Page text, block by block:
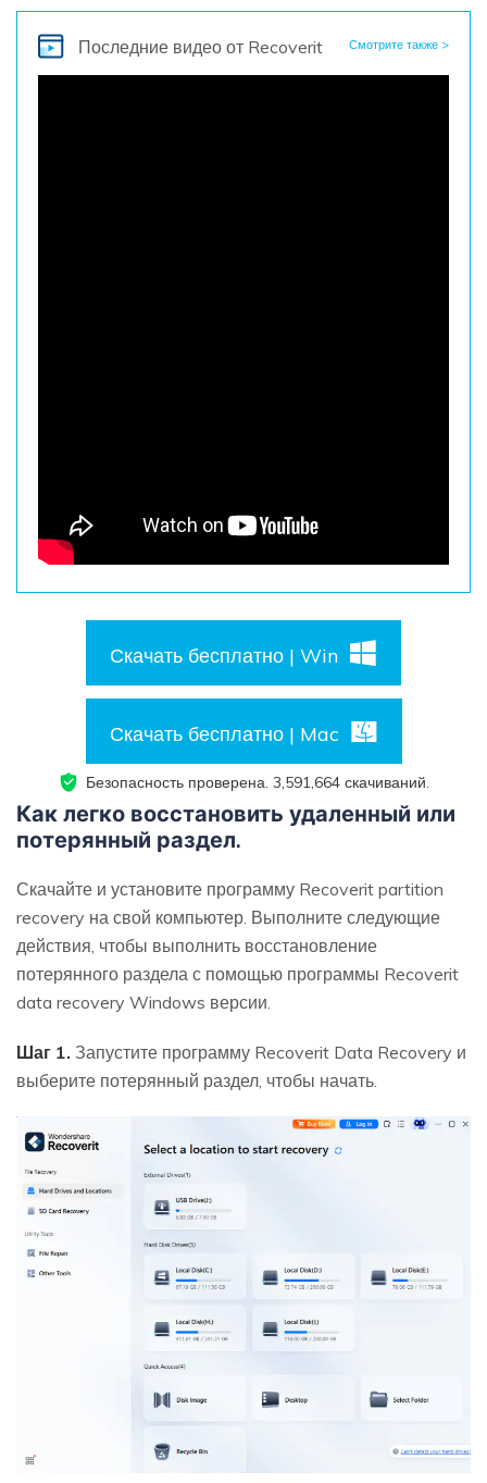
Последние видео от Recoverit Смотрите также >
Скачать бесплатно | Win
Скачать бесплатно | Mac
Безопасность проверена.3,591,664 скачиваний.
Как легко восстановить удаленный или
потерянный раздел.
Скачайте и установите программу Recoverit partition
recovery на свой компьютер. Выполните следующие
действия, чтобы выполнить восстановление
потерянного раздела с помощью программы Recoverit
data recovery Windows версии.
Шаг 1. Запустите программу Recoverit Data Recovery и
выберите потерянный раздел, чтобы начать.